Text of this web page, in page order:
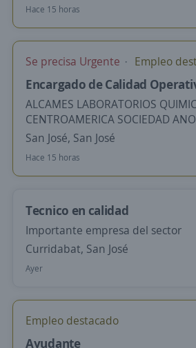
Hace 15 horas
Se precisa Urgente Empleo
Encargado de Calidad
ALCAMES LABORATORIOS
CENTROAMERICA SOCIEDAD
San José, San José
Hace 15 horas
Tecnico en calidad
Importante empresa del sector
Curridabat, San José
Ayer
Empleo destacado
Ayudante